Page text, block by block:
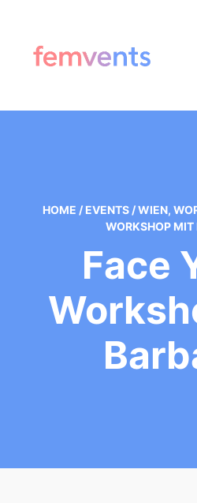
HOME / EVENTS / WIEN,
WORKSHOP MIT
Face